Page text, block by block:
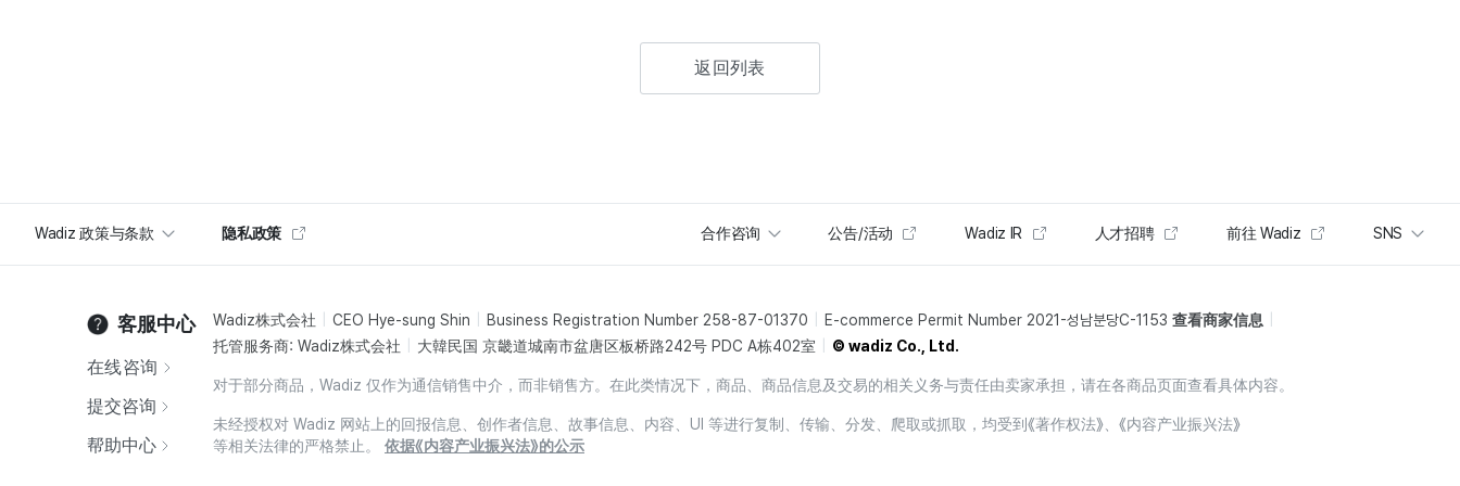
返回列表
Wadiz 政策与条款 隐私政策 合作咨询 公告/活动 Wadiz IR 人才招聘 前往 Wadiz SNS
客服中心
在线咨询
提交咨询
帮助中心
Wadiz株式会社 CEO Hye-sung Shin Business Registration Number 258-87-01370 E-commerce Permit Number 2021-성남분당C-1153 查看商家信息
托管服务商: Wadiz株式会社
大韓民国 京畿道城南市盆唐区板桥路242号 PDC A栋402室 © wadiz Co., Ltd.
对于部分商品，Wadiz 仅作为通信销售中介，而非销售方。在此类情况下，商品、商品信息及交易的相关义务与责任由卖家承担，请在各商品页面查看具体内容。
未经授权对 Wadiz 网站上的回报信息、创作者信息、故事信息、内容、UI 等进行复制、传输、分发、爬取或抓取，均受到《著作权法》、《内容产业振兴法》
等相关法律的严格禁止。
依据《内容产业振兴法》的公示